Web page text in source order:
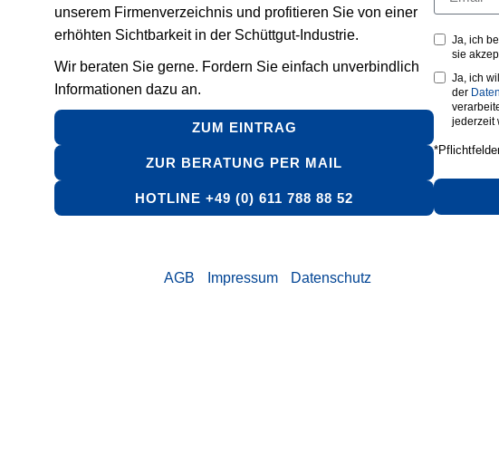
unserem Firmenverzeichnis und profitieren Sie von einer
erhöhten Sichtbarkeit in der Schüttgut-Industrie.
Wir beraten Sie gerne. Fordern Sie einfach unverbindlich
Informationen dazu an.
ZUM EINTRAG
ZUR BERATUNG PER MAIL
HOTLINE +49 (0) 611 788 88 52
Ja, ich
sie
Ja, ich
der
jederzeit
AGB Impressum Datenschutz